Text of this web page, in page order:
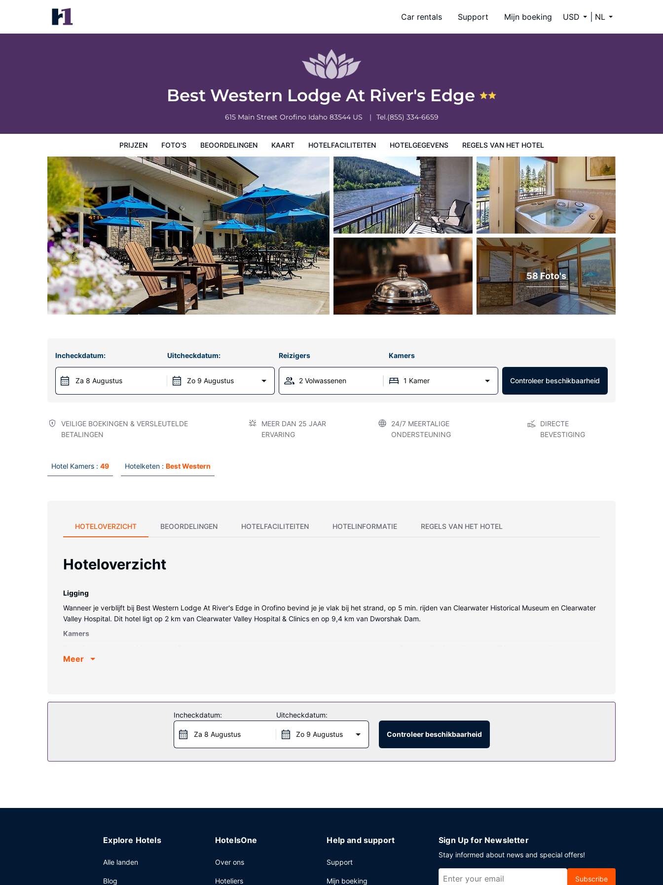
Car rentals Support Mijn boeking USD NL
Best Western Lodge At River's Edge
615 Main Street Orofino Idaho 83544 US Tel.(855) 334-6659
PRIJZEN FOTO'S BEOORDELINGEN KAART HOTELFACILITEITEN HOTELGEGEVENS REGELS VAN HET HOTEL
Best Western Lodge At River's Edge
Prijzen
58 Foto's
Incheckdatum:
Za 8 Augustus
Uitcheckdatum:
Zo 9 Augustus
Reizigers Kamers
2 Volwassenen 1 Kamer Controleer beschikbaarheid
VEILIGE BOEKINGEN & VERSLEUTELDE
BETALINGEN
MEER DAN 25 JAAR
ERVARING
24/7 MEERTALIGE
ONDERSTEUNING
DIRECTE
BEVESTIGING
Hotel Kamers : 49 Hotelketen : Best Western
HOTELOVERZICHT BEOORDELINGEN HOTELFACILITEITEN HOTELINFORMATIE REGELS VAN HET HOTEL
Hoteloverzicht
Ligging
Wanneer je verblijft bij Best Western Lodge At River's Edge in Orofino bevind je je vlak bij het strand, op 5 min. rijden van Clearwater Historical Museum en Clearwater
Valley Hospital. Dit hotel ligt op 2 km van Clearwater Valley Hospital & Clinics en op 9,4 km van Dworshak Dam.
Kamers
voor het kijkplezier zorgen. De privébadkamers zijn uitgerust met gratis toiletartikelen en haardrogers. Voorzieningen zijn bijvoorbeeld een bureau, een zitruimte en
gratis wifi, een picknickplaats en een balzaal.
Op werkdagen wordt er gratis een uitgebreid ontbijt geserveerd van 06.00 uur tot 09.00 uur en in het weekend is dit beschikbaar van 06.00 uur tot 10.00 uur.
Meer
Incheckdatum:
Za 8 Augustus
Uitcheckdatum:
Zo 9 Augustus Controleer beschikbaarheid
Explore Hotels
Alle landen
Blog
HotelsOne
Over ons
Hoteliers
Help and support
Support
Mijn boeking
Sign Up for Newsletter
Stay informed about news and special offers!
Subscribe